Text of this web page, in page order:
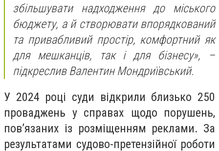
збільшувати надходження до міського
бюджету, а й створювати впорядкований
та привабливий простір, комфортний як
для мешканців, так і для бізнесу», –
підкреслив Валентин Мондриївський.
У 2024 році суди відкрили близько 250
проваджень у справах щодо порушень,
пов’язаних із розміщенням реклами. За
результатами судово-претензійної роботи